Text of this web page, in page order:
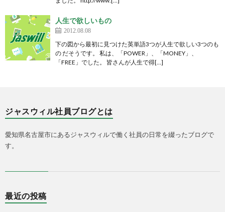
人生で欲しいもの
2012.08.08
下の図から最初に見つけた英単語3つが人生で欲しい3つのも
の だそうです。 私は、「POWER」、「MONEY」、
「FREE」でした。 皆さんが人生で得[…]
ジャスウィル社員ブログとは
愛知県名古屋市にあるジャスウィルで働く社員の日常を綴ったブログで
す。
最近の投稿